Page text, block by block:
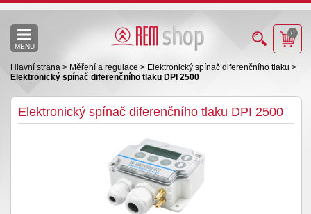
MENU
0
Hlavní strana > Měření a regulace > Elektronický spínač diferenčního tlaku >
Elektronický spínač diferenčního tlaku DPI 2500
Elektronický spínač diferenčního tlaku DPI 2500